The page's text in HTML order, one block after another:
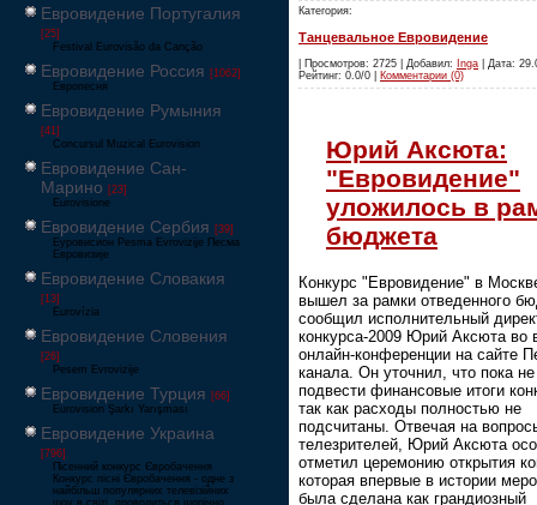
Евровидение Португалия
[25]
Festival Eurovisão da Canção
Евровидение Россия [1062]
Европесня
Евровидение Румыния
[41]
Concursul Muzical Eurovision
Евровидение Сан-
Марино [23]
Eurovisione
Евровидение Сербия [39]
Еуровисион Pesma Evrovizije Песма
Евровизије
Евровидение Словакия
[13]
Eurovízia
Евровидение Словения
[26]
Pesem Evrovizije
Евровидение Турция [66]
Eurovision Şarkı Yarışması
Евровидение Украина
[796]
Пісенний конкурс Євробачення
Конкурс пісні Євробачення - одне з
найбільш популярних телевізійних
шоу в світі, проводиться щорічно,
Категория:
Танцевальное Евровидение
| Просмотров: 2725 | Добавил: Inga | Дата:
Рейтинг: 0.0/0 | Комментарии (0)
Юрий Аксюта:
"Евровидение"
уложилось в
бюджета
Конкурс "Евровидение" в
вышел за рамки отведенного
сообщил исполнительный
конкурса-2009 Юрий Аксюта во
онлайн-конференции на сайте
канала. Он уточнил, что пока не
подвести финансовые итоги
так как расходы полностью не
подсчитаны. Отвечая на
телезрителей, Юрий Аксюта
отметил церемонию открытия
которая впервые в истории
была сделана как грандиозный